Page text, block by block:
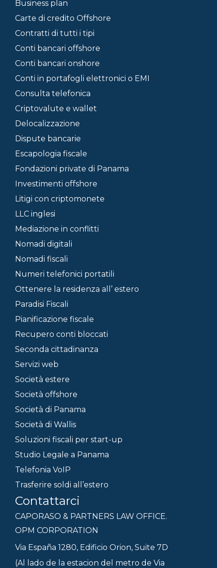
Business plan
Carte di credito Offshore
Contratti di tutti i tipi
Conti bancari offshore
Conti bancari onshore
Conti in portafogli elettronici o EMI
Consulta telefonica
Criptovalute e wallet
Delocalizzazione
Dispute bancarie
Escapologia fiscale
Fondazioni private di Panama
Investimenti offshore
Litigi con criptomonete
LLC inglesi
Mediazione in conflitti
Nomadi digitali
Nomadi fiscali
Numeri telefonici portatili
Ottenere la residenza all’ estero
Paradisi Fiscali
Pianificazione fiscale
Recupero conti bloccati
Seconda cittadinanza
Servizi web
Società estere
Società offshore
Società di Panama
Società di Wallis
Soluzioni fiscali per start-up
Studio Legale a Panama
Telefonia VoIP
Trasferire soldi all’estero
Contattarci
CAPORASO & PARTNERS LAW OFFICE.
OPM CORPORATION
Via España 1280, Edificio Orion, Suite 7D
(Al lado de la estacion del metro de Via